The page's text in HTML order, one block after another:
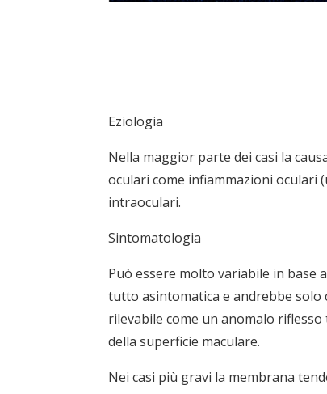
Eziologia
Nella maggior parte dei casi la
oculari come infiammazioni
intraoculari.
Sintomatologia
Può essere molto variabile in base
tutto asintomatica e andrebbe solo
rilevabile come un anomalo
della superficie maculare.
Nei casi più gravi la membrana